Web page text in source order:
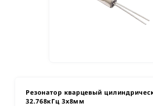
Резонатор кварцевый
32.768кГц 3х8мм